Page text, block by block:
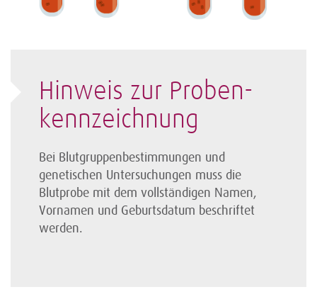
Hinweis zur Proben­
kennzeichnung
Bei Blutgruppen­bestimmungen und
genetischen Unter­suchungen muss die
Blutprobe mit dem vollständigen Namen,
Vornamen und Geburtsdatum beschriftet
werden.